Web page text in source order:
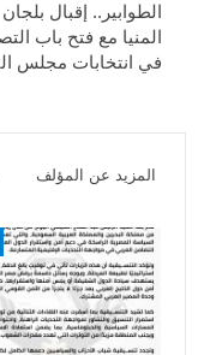
الطوابير.. إقبال
المنيا مع فتح باب
في انتخابات مجلس
المزيد عن المؤلف